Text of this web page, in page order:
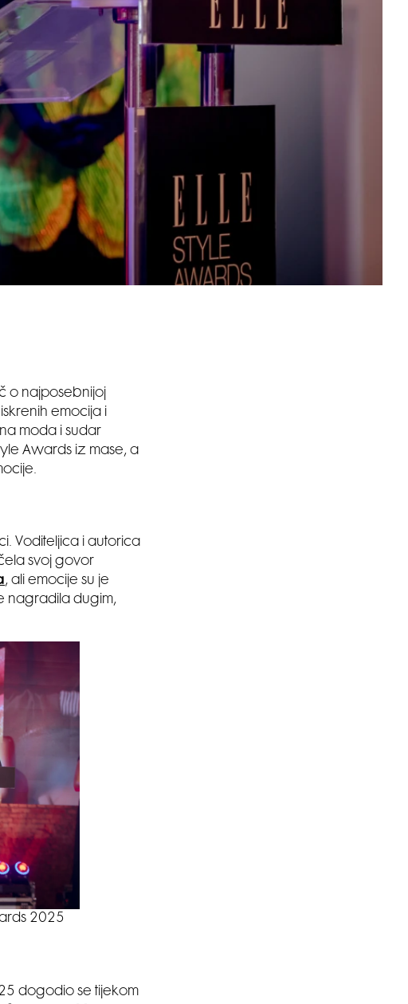
o najposebnijoj
emocija i
moda i sudar
Awards iz mase, a
Voditeljica i autorica
svoj govor
, ali emocije su je
nagradila dugim,
2025
dogodio se tijekom